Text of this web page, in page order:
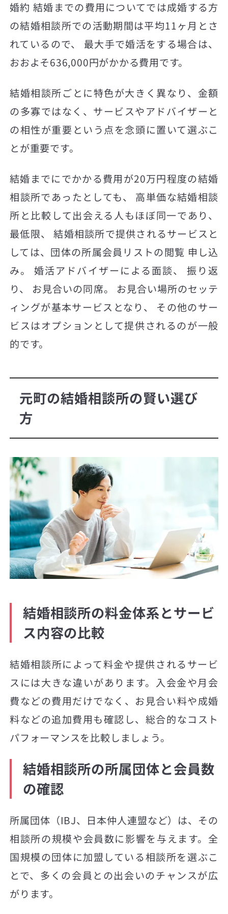
婚約 結婚までの費用についてでは成婚する方
の結婚相談所での活動期間は平均11ヶ月とさ
れているので、 最大手で婚活をする場合は、
おおよそ636,000円がかかる費用です。
結婚相談所ごとに特色が大きく異なり、金額
の多寡ではなく、サービスやアドバイザーと
の相性が重要という点を念頭に置いて選ぶこ
とが重要です。
結婚までにでかかる費用が20万円程度の結婚
相談所であったとしても、 高単価な結婚相談
所と比較して出会える人もほぼ同一であり、
最低限、 結婚相談所で提供されるサービスと
しては、団体の所属会員リストの閲覧 申し込
み。 婚活アドバイザーによる面談、 振り返
り、 お見合いの同席。 お見合い場所のセッテ
ィングが基本サービスとなり、 その他のサー
ビスはオプションとして提供されるのが一般
的です。
元町の結婚相談所の賢い選び
方
結婚相談所の料金体系とサービ
ス内容の比較
結婚相談所によって料金や提供されるサービ
スには大きな違いがあります。入会金や月会
費などの費用だけでなく、お見合い料や成婚
料などの追加費用も確認し、総合的なコスト
パフォーマンスを比較しましょう。
結婚相談所の所属団体と会員数
の確認
所属団体（IBJ、日本仲人連盟など）は、その
相談所の規模や会員数に影響を与えます。全
国規模の団体に加盟している相談所を選ぶこ
とで、多くの会員との出会いのチャンスが広
がります。